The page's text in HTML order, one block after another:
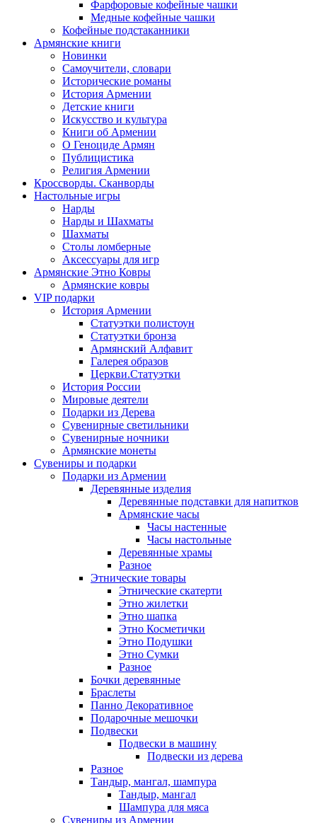
Фарфоровые кофейные чашки
Медные кофейные чашки
Кофейные подстаканники
Армянские книги
Новинки
Самоучители, словари
Исторические романы
История Армении
Детские книги
Иcкусство и культура
Книги об Армении
О Геноциде Армян
Публицистика
Религия Армении
Кроссворды. Сканворды
Настольные игры
Нарды
Нарды и Шахматы
Шахматы
Столы ломберные
Аксессуары для игр
Армянские Этно Ковры
Армянские ковры
VIP подарки
История Армении
Статуэтки полистоун
Статуэтки бронза
Армянский Алфавит
Галерея образов
Церкви.Статуэтки
История России
Мировые деятели
Подарки из Дерева
Сувенирные светильники
Сувенирные ночники
Армянские монеты
Сувениры и подарки
Подарки из Армении
Деревянные изделия
Деревянные подставки для напитков
Армянские часы
Часы настенные
Часы настольные
Деревянные храмы
Разное
Этнические товары
Этнические скатерти
Этно жилетки
Этно шапка
Этно Косметички
Этно Подушки
Этно Сумки
Разное
Бочки деревянные
Браслеты
Панно Декоративное
Подарочные мешочки
Подвески
Подвески в машину
Подвески из дерева
Разное
Тандыр, мангал, шампура
Тандыр, мангал
Шампура для мяса
Сувениры из Армении